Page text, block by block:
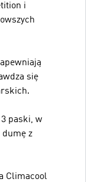
i
się
paski, w
dumę z
Climacool